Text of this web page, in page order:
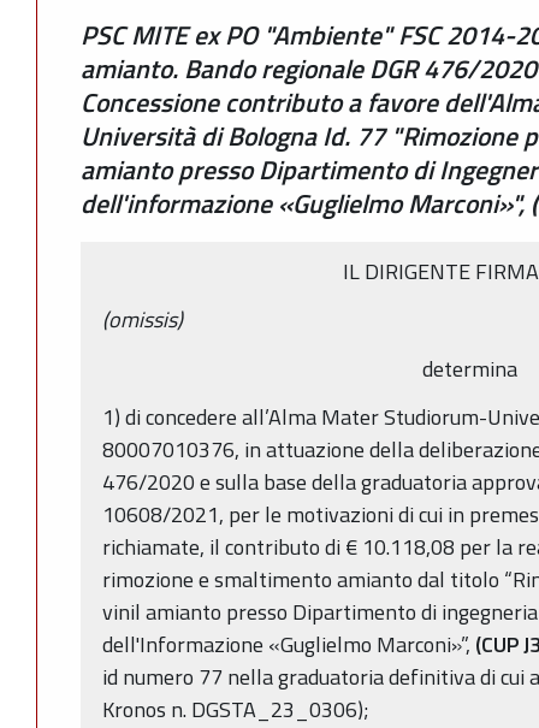
PSC MITE ex PO "Ambiente" FSC 2014-
amianto. Bando regionale DGR 476/
Concessione contributo a favore
Università di Bologna Id. 77 "Rimozione
amianto presso Dipartimento di
dell'informazione «Guglielmo Marconi»",
IL DIRIGENTE
(omissis)
determina
1) di concedere all’Alma Mater Studiorum-
80007010376, in attuazione della
476/2020 e sulla base della graduatoria
10608/2021, per le motivazioni di cui in
richiamate, il contributo di € 10.118,08 per la
rimozione e smaltimento amianto dal titolo
vinil amianto presso Dipartimento di
dell'Informazione «Guglielmo Marconi»”, (CUP
id numero 77 nella graduatoria definitiva di cui
Kronos n. DGSTA_23_0306);